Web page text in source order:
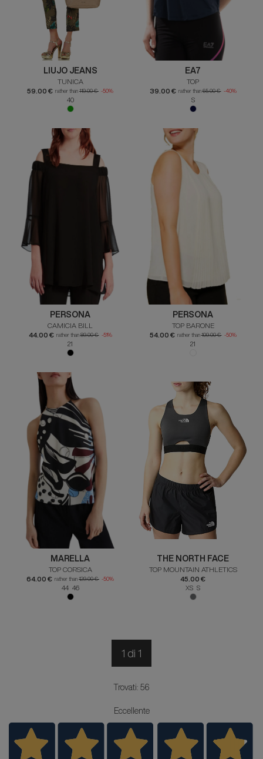
LIUJO JEANS
TUNICA
59.00 € rather than 119.00 € -50%
40
EA7
TOP
39.00 € rather than65.00 € -40%
S
PERSONA
CAMICIA BILL
44.00 € rather than89.00 € -51%
21
PERSONA
TOP BARONE
54.00 € rather than109.00 € -50%
21
MARELLA
TOP CORSICA
64.00 € rather than 129.00 € -50%
44 46
THE NORTH FACE
TOP MOUNTAIN ATHLETICS
45.00 €
XS S
1 di 1
Trovati: 56
Eccellente